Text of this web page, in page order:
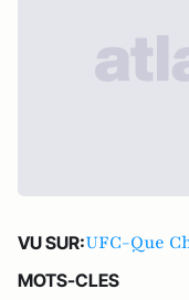
VU SUR:UFC-Que
MOTS-CLES